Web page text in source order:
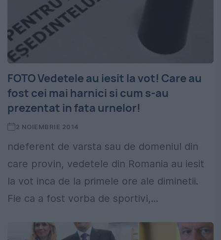
FOTO Vedetele au iesit la vot! Care au
fost cei mai harnici si cum s-au
prezentat in fata urnelor!
2 NOIEMBRIE 2014
ndeferent de varsta sau de domeniul din
care provin, vedetele din Romania au iesit
la vot inca de la primele ore ale diminetii.
Fie ca a fost vorba de sportivi,...